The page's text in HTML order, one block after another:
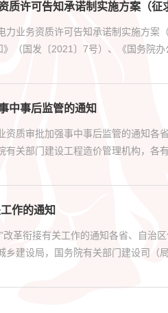
质许可告知承诺制实施方案（征
业务资质许可告知承诺制实施方案
（国发〔2021〕7号）、《国务院
中事后监管的通知
质审批加强事中事后监管的通知各
关部门建设工程造价管理机构，各
作的通知
革衔接有关工作的通知各省、自治
建设局，国务院有关部门建设司（